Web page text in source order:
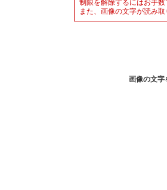
制限を解除するにはお手
また、画像の文字が読み
画像の文字